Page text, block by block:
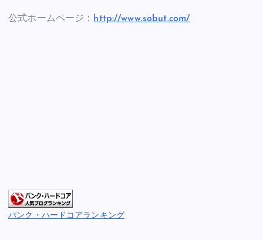
公式ホームページ： http://www.sobut.com/
パンク・ハードコアランキング